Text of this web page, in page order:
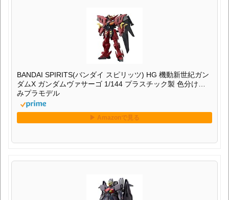
BANDAI SPIRITS(バンダイ スピリッツ) HG 機動新世紀ガン
ダムX ガンダムヴァサーゴ 1/144 プラスチック製 色分け済
みプラモデル